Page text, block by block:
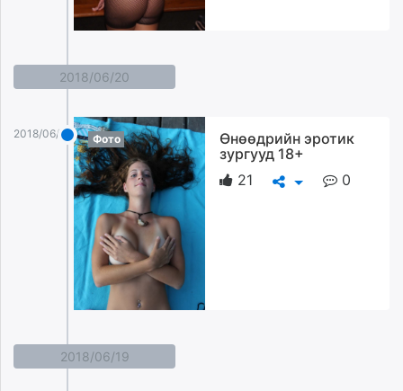
2018/06/20
2018/06/20 Фото
Өнөөдрийн эротик
зургууд 18+
21
0
2018/06/19